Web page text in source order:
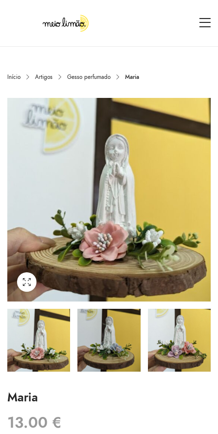
Início Artigos Gesso perfumado Maria
Maria
13.00 €